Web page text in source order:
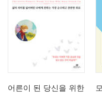
어른이 된 당신을 위한